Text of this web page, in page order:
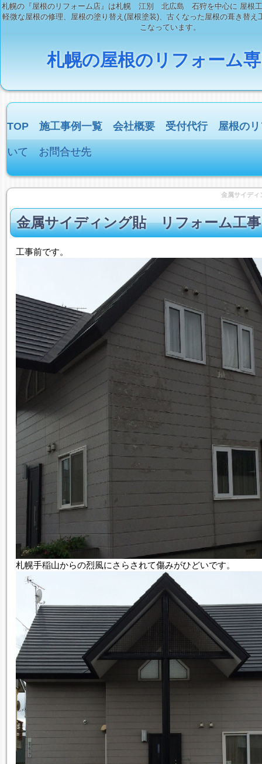
札幌の『屋根のリフォーム店』は札幌 江別 北広島 石狩を中心に 屋根工
軽微な屋根の修理、屋根の塗り替え(屋根塗装)、古くなった屋根の葺き替え
こなっています。
札幌の屋根のリフォーム
TOP 施工事例一覧 会社概要 受付代行 屋根の
いて お問合せ先
金属サイデ
金属サイディング貼 リフォーム工事
工事前です。
札幌手稲山からの烈風にさらされて傷みがひどいです。